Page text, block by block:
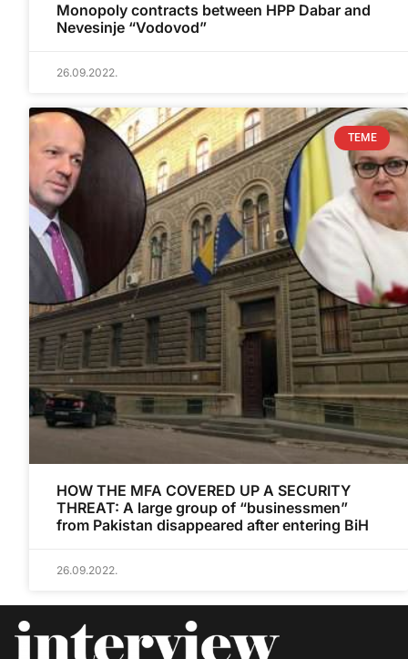
Monopoly contracts between HPP Dabar and
Nevesinje “Vodovod”
26.09.2022.
TEME
HOW THE MFA COVERED UP A SECURITY
THREAT: A large group of “businessmen”
from Pakistan disappeared after entering BiH
26.09.2022.